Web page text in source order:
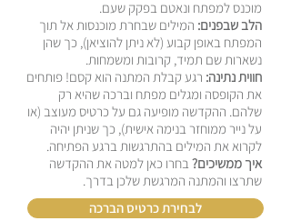
מוכנס למפתח ונאטם בפקק שעם.
הלב שבפנים: המילים שבחרת מוכנסות אל תוך
המפתח באופן קבוע (לא ניתן להוציאן), כך שהן
נשארות שם תמיד, קרובות ומשמחות.
חווית נתינה: רגע קבלת המתנה הוא קסם! פותחים
את הקופסה ומגלים מפתח וברכה שהיא רק
שלהם. ההקדשה מופיעה גם על כרטיס מעוצב (או
על נייר ממוחזר בנימה אישית), כך שניתן יהיה
לקרוא את המילים בהתרגשות ברגע הפתיחה.
איך ממשיכים?בחרו כאן למטה את ההקדשה
שתרצו והמתנה המרגשת שלכן בדרך.
לבחירת כרטיס הברכה